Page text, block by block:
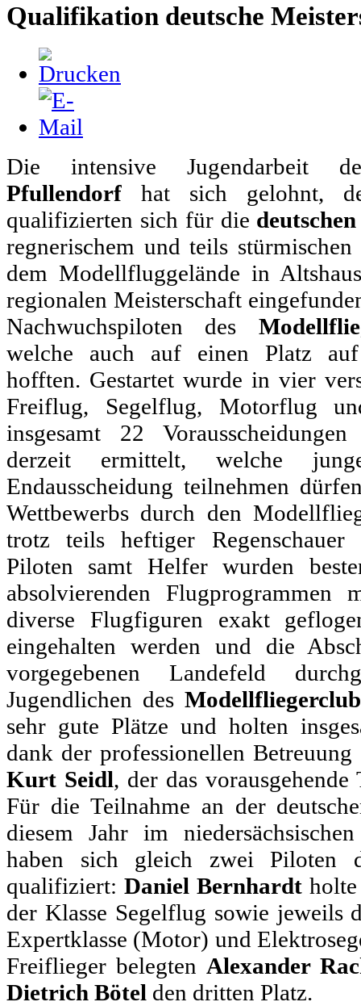
Qualifikation deutsche
Die intensive Jugendarbeit
Pfullendorf hat sich gelohnt,
qualifizierten sich für die
regnerischem und teils
dem Modellfluggelände in
regionalen Meisterschaft
Nachwuchspiloten des
welche auch auf einen Platz auf
hofften. Gestartet wurde in vier
Freiflug, Segelflug, Motorflug
insgesamt 22
derzeit ermittelt, welche
Endausscheidung teilnehmen
Wettbewerbs durch den
trotz teils heftiger
Piloten samt Helfer wurden
absolvierenden Flugprogrammen
diverse Flugfiguren exakt
eingehalten werden und die
vorgegebenen Landefeld
Jugendlichen des
sehr gute Plätze und holten
dank der professionellen
Kurt Seidl, der das
Für die Teilnahme an der
diesem Jahr im
haben sich gleich zwei Piloten
qualifiziert: Daniel Bernhardtholte
der Klasse Segelflug sowie jeweils
Expertklasse (Motor) und
Freiflieger belegten Alexander
Dietrich Bötel den dritten Platz.